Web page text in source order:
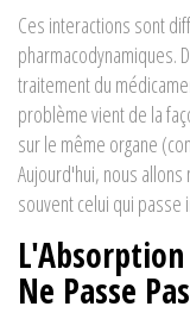
Ces interactions sont
pharmacodynamiques.
traitement du
problème vient de la
sur le même organe
Aujourd'hui, nous
souvent celui qui
Ne Passe